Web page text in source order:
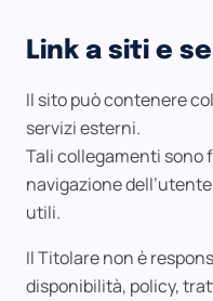
Link a siti e
Il sito può contenere
servizi esterni.
Tali collegamenti sono
navigazione
utili.
Il Titolare non è
disponibilità, policy,